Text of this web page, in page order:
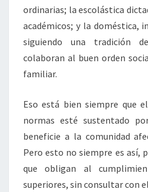
ordinarias; la escolástica
académicos; y la doméstica,
siguiendo una tradición
colaboran al buen orden
familiar.
Eso está bien siempre que
normas esté sustentado
beneficie a la comunidad
Pero esto no siempre es así,
que obligan al
superiores, sin consultar con